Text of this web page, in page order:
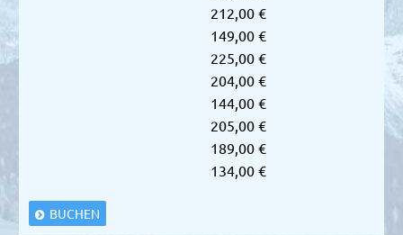
212,00 €
149,00 €
225,00 €
204,00 €
144,00 €
205,00 €
189,00 €
134,00 €
BUCHEN